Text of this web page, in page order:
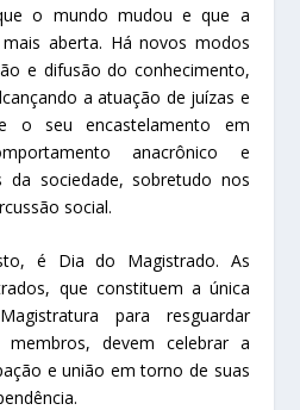
o mundo mudou e que a
aberta. Há novos modos
e difusão do conhecimento,
a atuação de juízas e
o seu encastelamento em
anacrônico e
da sociedade, sobretudo nos
social.
é Dia do Magistrado. As
que constituem a única
para resguardar
membros, devem celebrar a
e união em torno de suas